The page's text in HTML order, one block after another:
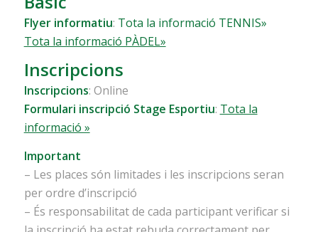
Flyer informatiu: Tota la informació TENNIS»
Tota la informació PÀDEL»
Inscripcions
Inscripcions: Online
Formulari inscripció Stage Esportiu: Tota la
informació »
Important
– Les places són limitades i les inscripcions seran
per ordre d’inscripció
– És responsabilitat de cada participant verificar si